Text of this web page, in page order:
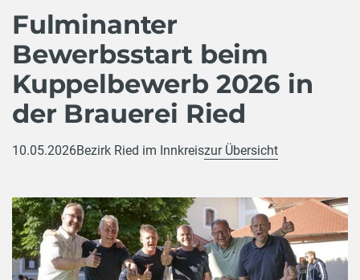
Fulminanter
Bewerbsstart beim
Kuppelbewerb 2026 in
der Brauerei Ried
10.05.2026Bezirk Ried im Innkreiszur Übersicht